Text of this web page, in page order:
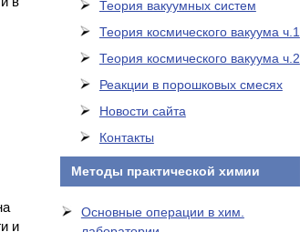
и
Теория вакуумных систем
Теория космического вакуума ч.1
Теория космического вакуума ч.2
Реакции в порошковых смесях
Новости сайта
Контакты
Методы практической химии
Основные операции в хим.